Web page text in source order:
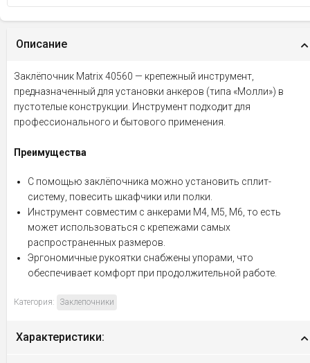
Описание
Заклёпочник Matrix 40560 — крепежный инструмент,
предназначенный для установки анкеров (типа «Молли») в
пустотелые конструкции. Инструмент подходит для
профессионального и бытового применения.
Преимущества
С помощью заклёпочника можно установить сплит-
систему, повесить шкафчики или полки.
Инструмент совместим с анкерами М4, М5, М6, то есть
может использоваться с крепежами самых
распространенных размеров.
Эргономичные рукоятки снабжены упорами, что
обеспечивает комфорт при продолжительной работе.
Категория: Заклепочники
Характеристики: